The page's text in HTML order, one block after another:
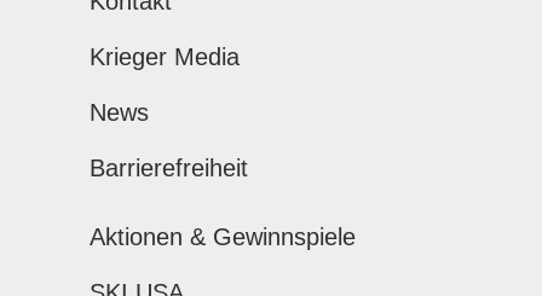
Krieger Media
News
Barrierefreiheit
Aktionen & Gewinnspiele